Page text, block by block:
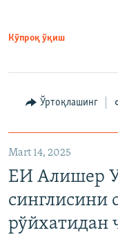
Кўпроқ ўқиш
Ўртоқлашинг
Mart 14, 2025
ЕИ Алишер
синглисини